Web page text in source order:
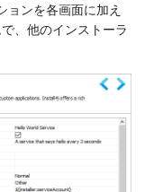
ンを各画面に加え
、他のインストーラ